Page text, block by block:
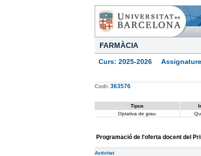
FARMÀCIA
Curs: 2025-2026
Codi: 363576
Tipus
Optativa de grau
Programació de l'oferta docent del
Activitat